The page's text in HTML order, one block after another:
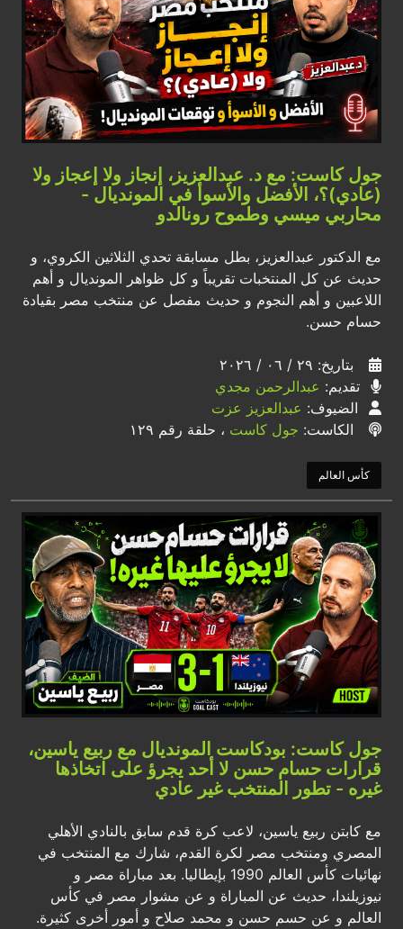
جول كاست: مع د. عبدالعزيز، إنجاز ولا إعجاز ولا
(عادي)؟، الأفضل والأسوأ في المونديال -
محاربي ميسي وطموح رونالدو
مع الدكتور عبدالعزيز، بطل مسابقة تحدي الثلاثين الكروي، و
حديث عن كل المنتخبات تقريباً و كل ظواهر المونديال و أهم
اللاعبين و أهم النجوم و حديث مفصل عن منتخب مصر بقيادة
حسام حسن.
بتاريخ: ٢٩ / ٠٦ / ٢٠٢٦
تقديم: عبدالرحمن مجدي
الضيوف: عبدالعزيز عزت
الكاست: جول كاست ، حلقة رقم ١٢٩
كأس العالم
جول كاست: بودكاست المونديال مع ربيع ياسين،
قرارات حسام حسن لا أحد يجرؤ على اتخاذها
غيره - تطور المنتخب غير عادي
مع كابتن ربيع ياسين، لاعب كرة قدم سابق بالنادي الأهلي
المصري ومنتخب مصر لكرة القدم، شارك مع المنتخب في
نهائيات كأس العالم 1990 بإيطاليا. بعد مباراة مصر و
نيوزيلندا، حديث عن المباراة و عن مشوار مصر في كأس
العالم و عن حسم حسن و محمد صلاح و أمور أخرى كثيرة.